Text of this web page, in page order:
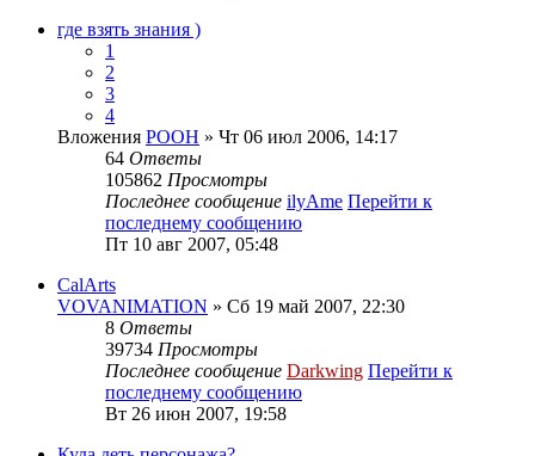
где взять знания )
1
2
3
4
Вложения POOH » Чт 06 июл 2006, 14:17
64 Ответы
105862 Просмотры
Последнее сообщение ilyAme Перейти к
последнему сообщению
Пт 10 авг 2007, 05:48
CalArts
VOVANIMATION » Сб 19 май 2007, 22:30
8 Ответы
39734 Просмотры
Последнее сообщение Darkwing Перейти к
последнему сообщению
Вт 26 июн 2007, 19:58